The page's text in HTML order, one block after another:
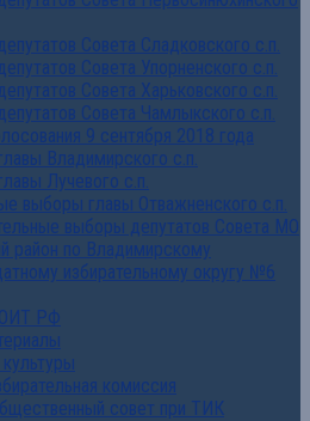
Совета Сладковского с.п.
Совета Упорненского с.п.
Совета Харьковского с.п.
Совета Чамлыкского с.п.
9 сентября 2018 года
Владимирского с.п.
Лучевого с.п.
выборы главы Отважненского с.п.
выборы депутатов Совета МО
район по Владимирскому
избирательному округу №6
РФ
комиссия
совет при ТИК